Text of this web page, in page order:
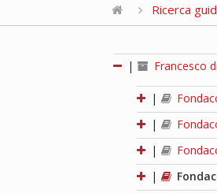
Ricerca
| Francesco
|
|
|
|